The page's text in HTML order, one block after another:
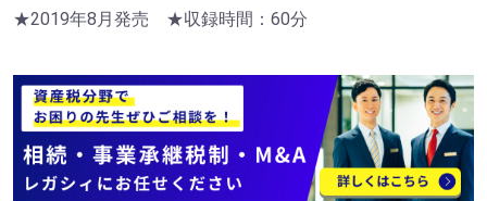
★2019年8月発売 ★収録時間：60分